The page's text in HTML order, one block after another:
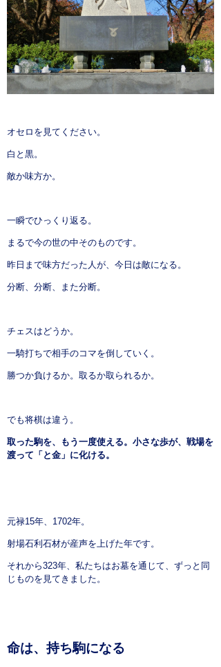
オセロを見てください。
白と黒。
敵か味方か。
一瞬でひっくり返る。
まるで今の世の中そのものです。
昨日まで味方だった人が、今日は敵になる。
分断、分断、また分断。
チェスはどうか。
一騎打ちで相手のコマを倒していく。
勝つか負けるか。取るか取られるか。
でも将棋は違う。
取った駒を、もう一度使える。小さな歩が、戦場を
渡って「と金」に化ける。
元禄15年、1702年。
射場石利石材が産声を上げた年です。
それから323年、私たちはお墓を通じて、ずっと同
じものを見てきました。
命は、持ち駒になる